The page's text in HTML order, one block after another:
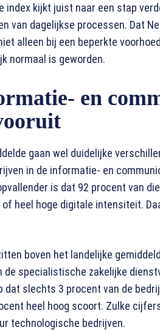
index kijkt juist naar een stap
van dagelijkse processen. Dat
alleen bij een beperkte
normaal is geworden.
en
gaan wel duidelijke
in de informatie- en
is dat 92 procent van
heel hoge digitale intensiteit.
boven het landelijke
de specialistische zakelijke
dat slechts 3 procent van de
heel hoog scoort. Zulke
technologische bedrijven.